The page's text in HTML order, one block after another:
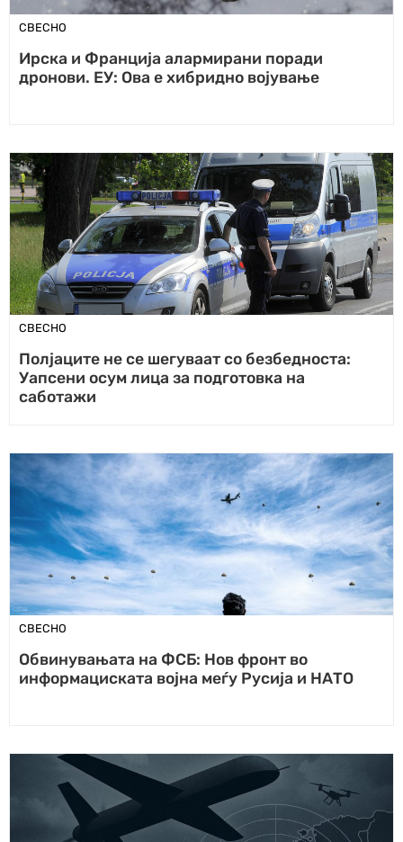
СВЕСНО
Ирска и Франција алармирани поради
дронови. ЕУ: Ова е хибридно војување
СВЕСНО
Полјаците не се шегуваат со безбедноста:
Уапсени осум лица за подготовка на
саботажи
СВЕСНО
Обвинувањата на ФСБ: Нов фронт во
информациската војна меѓу Русија и НАТО